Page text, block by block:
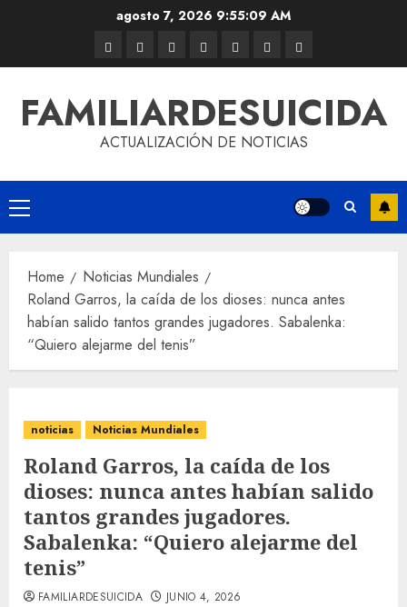
agosto 7, 20269:55:10 AM
FAMILIARDESUICIDA
ACTUALIZACIÓN DE NOTICIAS
Home
Noticias Mundiales
Roland Garros, la caída de los dioses: nunca antes
habían salido tantos grandes jugadores. Sabalenka:
“Quiero alejarme del tenis”
noticias Noticias Mundiales
Roland Garros, la caída de los
dioses: nunca antes habían salido
tantos grandes jugadores.
Sabalenka: “Quiero alejarme del
tenis”
FAMILIARDESUICIDA JUNIO 4, 2026